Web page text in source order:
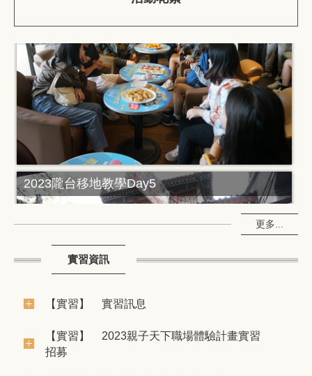
2023隴台移地教學Day5
2023隴台移地教學Day4
更多...
實習資訊
【實習】 實習訊息
【實習】
2023親子天下職場體驗計畫實習
招募